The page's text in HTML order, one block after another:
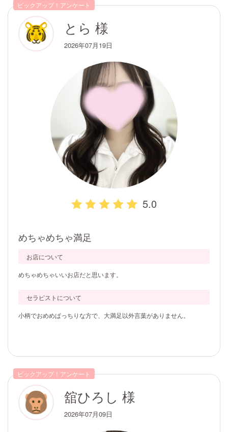
ピックアップ！アンケート
とら 様
2026年07月19日
5.0
めちゃめちゃ満足
お店について
めちゃめちゃいいお店だと思います。
セラピストについて
小柄でおめめぱっちりな方で、大満足以外言葉がありません。
ピックアップ！アンケート
舘ひろし 様
2026年07月09日